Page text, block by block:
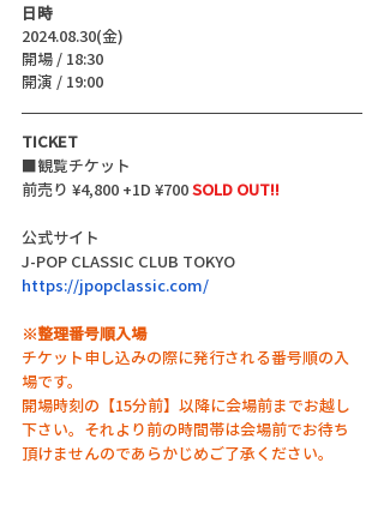
日時
2024.08.30(金)
開場 / 18:30
開演 / 19:00
TICKET
■観覧チケット
前売り ¥4,800 +1D ¥700 SOLD OUT!!
公式サイト
J-POP CLASSIC CLUB TOKYO
https://jpopclassic.com/
※整理番号順入場
チケット申し込みの際に発行される番号順の入
場です。
開場時刻の【15分前】以降に会場前までお越し
下さい。それより前の時間帯は会場前でお待ち
頂けませんのであらかじめご了承ください。